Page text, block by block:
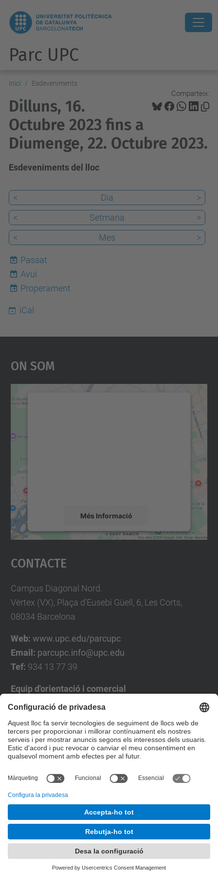
Parc UPC
Inici Esdeveniments
Comparteix:
Dilluns, 16.
Octubre 2023 fins a
Diumenge, 22. Octubre 2023.
Esdeveniments del lloc
< Dia
>
<
Setmana
>
<
Mes >
Passat
7
Avui
Properament
iCal
On Som
Més Informació
Accepta
powered by
Contacte
Campus Diagonal Nord.
Vèrtex (VX), Plaça d'Eusebi Güell, 6, Les Corts,
08034 Barcelona
Web: www.upc.edu/parcupc
Email: parcupc.info@upc.edu
Tef: 934 13 77 39
Equip d'orientació i comercial
José Luís Grande
Tel. 93 4137194
jose.luis.grande@upc.edu
Formulari de contacte
Desenvolupat amb